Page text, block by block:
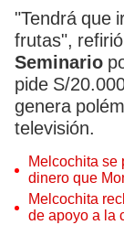
"Tendrá que
frutas", refirió
Seminario
pide S/
genera
televisión.
Melcochita se
dinero que
hijas
Melcochita
de apoyo a la